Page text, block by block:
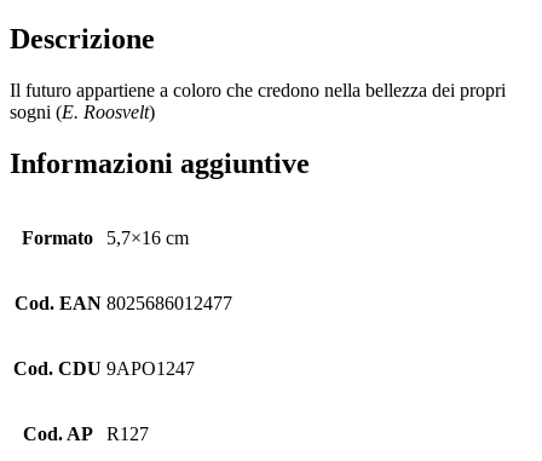
Descrizione
Il futuro appartiene a coloro che credono nella bellezza dei propri
sogni (E. Roosvelt)
Informazioni aggiuntive
Formato 5,7×16 cm
Cod. EAN 8025686012477
Cod. CDU 9APO1247
Cod. AP R127